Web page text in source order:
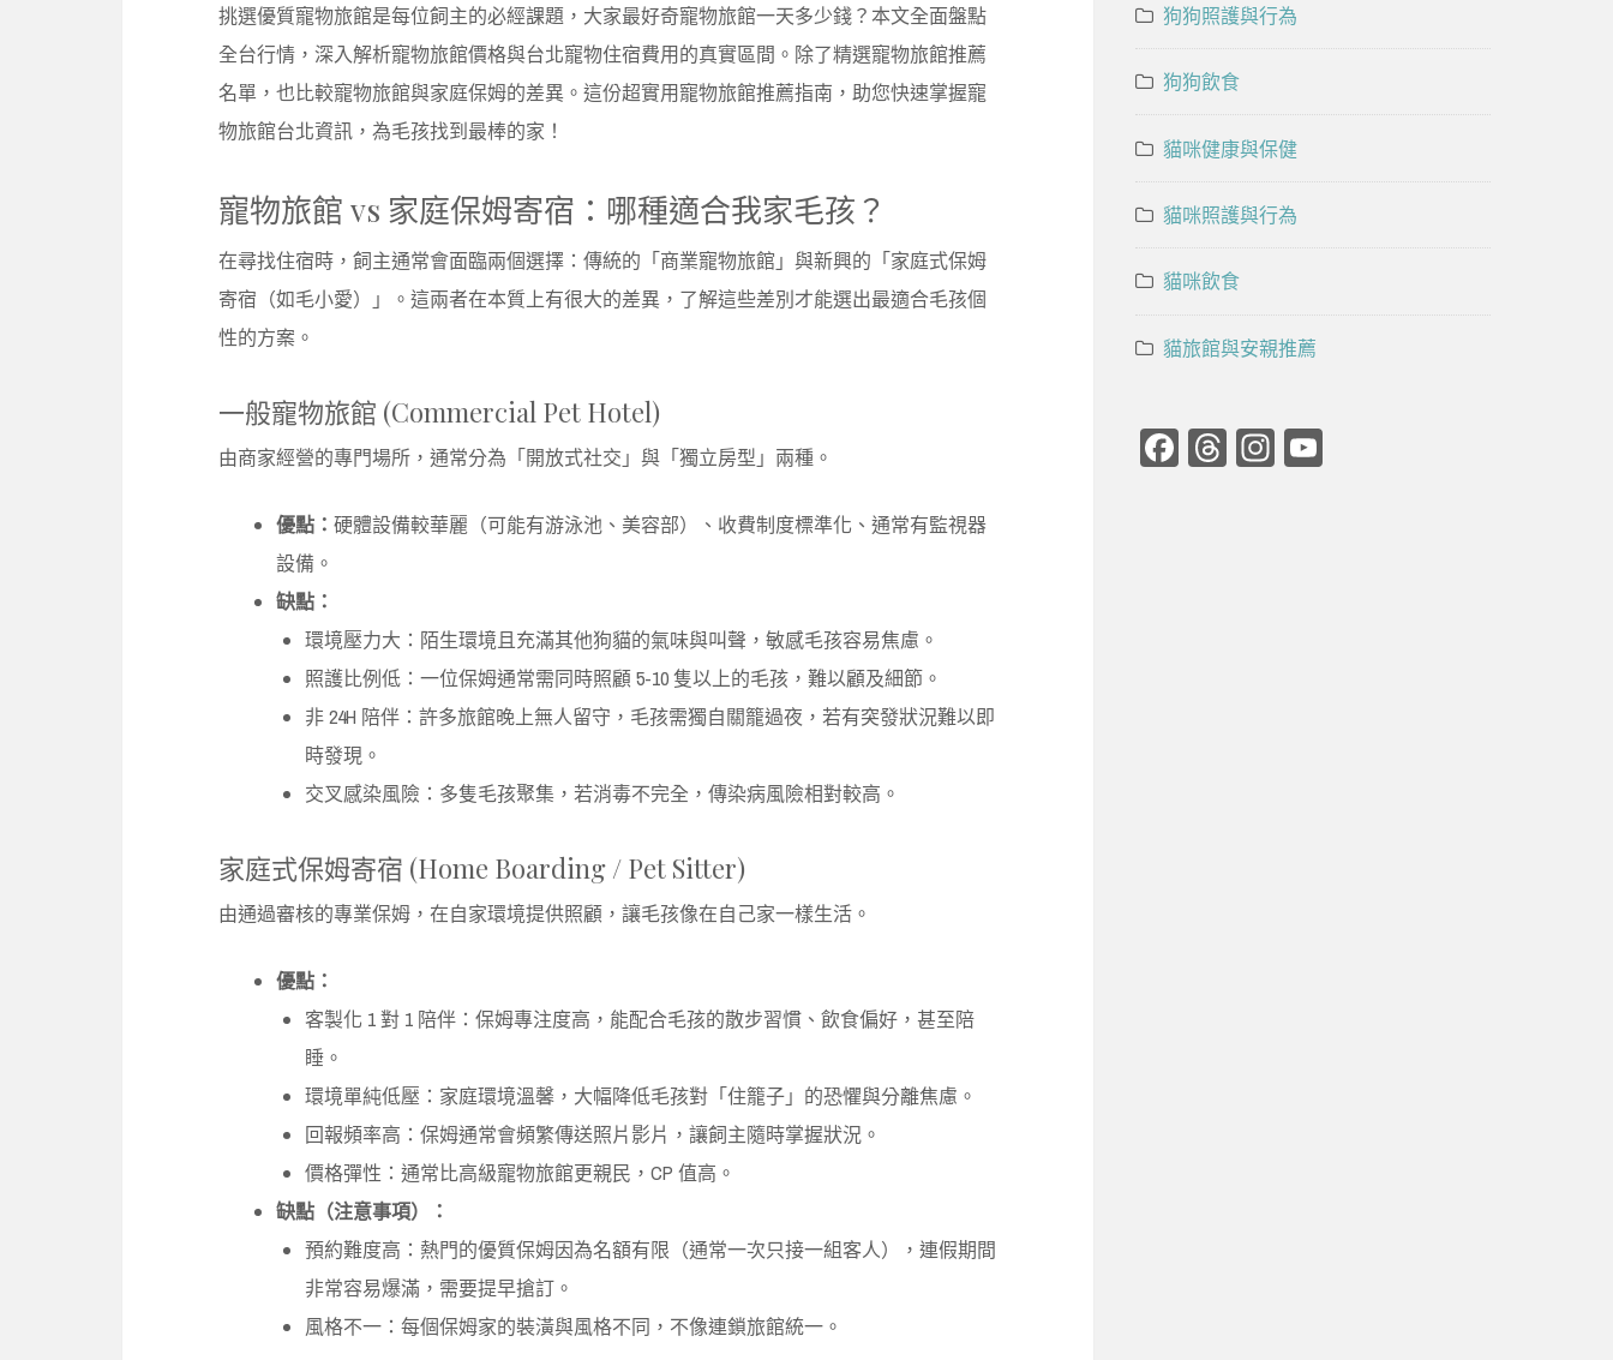
挑選優質寵物旅館是每位飼主的必經課題，大家最好奇寵物旅館一天多少錢？本文全面盤點
全台行情，深入解析寵物旅館價格與台北寵物住宿費用的真實區間。除了精選寵物旅館推薦
名單，也比較寵物旅館與家庭保姆的差異。這份超實用寵物旅館推薦指南，助您快速掌握寵
物旅館台北資訊，為毛孩找到最棒的家！
寵物旅館 vs 家庭保姆寄宿：哪種適合我家毛孩？
在尋找住宿時，飼主通常會面臨兩個選擇：傳統的「商業寵物旅館」與新興的「家庭式保姆
寄宿（如毛小愛）」。這兩者在本質上有很大的差異，了解這些差別才能選出最適合毛孩個
性的方案。
一般寵物旅館 (Commercial Pet Hotel)
由商家經營的專門場所，通常分為「開放式社交」與「獨立房型」兩種。
優點： 硬體設備較華麗（可能有游泳池、美容部）、收費制度標準化、通常有監視器
設備。
缺點：
環境壓力大：陌生環境且充滿其他狗貓的氣味與叫聲，敏感毛孩容易焦慮。
照護比例低：一位保姆通常需同時照顧 5-10 隻以上的毛孩，難以顧及細節。
非 24H 陪伴：許多旅館晚上無人留守，毛孩需獨自關籠過夜，若有突發狀況難以即
時發現。
交叉感染風險：多隻毛孩聚集，若消毒不完全，傳染病風險相對較高。
家庭式保姆寄宿 (Home Boarding / Pet Sitter)
由通過審核的專業保姆，在自家環境提供照顧，讓毛孩像在自己家一樣生活。
優點：
客製化 1 對 1 陪伴：保姆專注度高，能配合毛孩的散步習慣、飲食偏好，甚至陪
睡。
環境單純低壓：家庭環境溫馨，大幅降低毛孩對「住籠子」的恐懼與分離焦慮。
回報頻率高：保姆通常會頻繁傳送照片影片，讓飼主隨時掌握狀況。
價格彈性：通常比高級寵物旅館更親民，CP 值高。
缺點（注意事項）：
預約難度高：熱門的優質保姆因為名額有限（通常一次只接一組客人），連假期間
非常容易爆滿，需要提早搶訂。
風格不一：每個保姆家的裝潢與風格不同，不像連鎖旅館統一。
狗狗照護與行為
狗狗飲食
貓咪健康與保健
貓咪照護與行為
貓咪飲食
貓旅館與安親推薦
Facebook
ThreadsInstagram
YouTube